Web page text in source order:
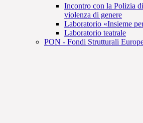
Incontro con la Polizia
violenza di genere
Laboratorio «Insieme
Laboratorio teatrale
PON - Fondi Strutturali